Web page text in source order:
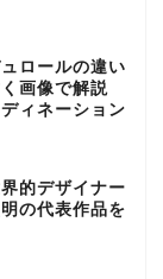
ロールの違い
画像で解説
ィネーション
的デザイナー
の代表作品を